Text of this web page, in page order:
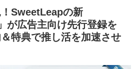
SweetLeapの新
が広告主向け先行登録を
特典で推し活を加速させ